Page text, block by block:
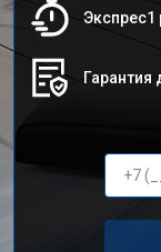
Экспрес1
Гарантия